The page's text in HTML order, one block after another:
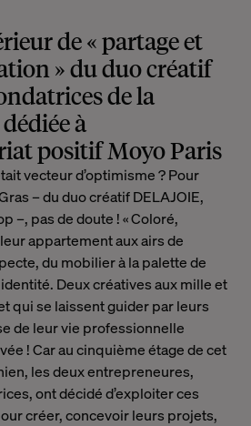
de « partage et
» du duo créatif
de la
à
positif Moyo Paris
– du duo créatif DELAJOIE,
–, pas de doute ! « Coloré,
appartement aux airs de
du mobilier à la palette de
Deux créatives aux mille et
qui se laissent guider par leurs
de leur vie professionnelle
! Car au cinquième étage de cet
les deux entrepreneures,
ont décidé d’exploiter ces
créer, concevoir leurs projets,